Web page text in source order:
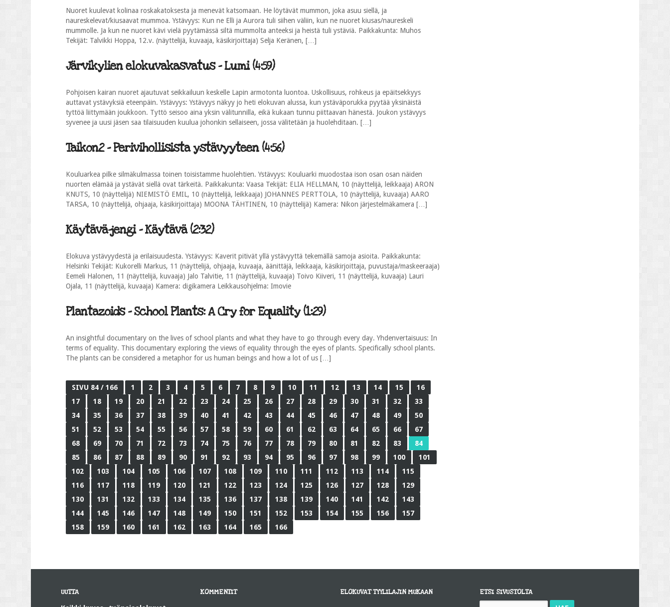
Nuoret kuulevat kolinaa roskakatoksesta ja menevät katsomaan. He löytävät mummon, joka asuu siellä, ja
naureskelevat/kiusaavat mummoa. Ystävyys: Kun ne Elli ja Aurora tuli siihen väliin, kun ne nuoret kiusas/naureskeli
mummolle. Ja kun ne nuoret kävi vielä pyytämässä siltä mummolta anteeksi ja heistä tuli ystäviä. Paikkakunta: Muhos
Tekijät: Talvikki Hoppa, 12.v. (näyttelijä, kuvaaja, käsikirjoittaja) Selja Keränen, […]
Järvikylien elokuvakasvatus - Lumi (4:59)
Pohjoisen kairan nuoret ajautuvat seikkailuun keskelle Lapin armotonta luontoa. Uskollisuus, rohkeus ja epäitsekkyys
auttavat ystävyksiä eteenpäin. Ystävyys: Ystävyys näkyy jo heti elokuvan alussa, kun ystäväporukka pyytää yksinäistä
tyttöä liittymään joukkoon. Tyttö seisoo aina yksin välitunnilla, eikä kukaan tunnu piittaavan hänestä. Joukon ystävyys
syvenee ja uusi jäsen saa tilaisuuden kuulua johonkin sellaiseen, jossa välitetään ja huolehditaan. […]
Taikon2 - Perivihollisista ystävyyteen (4:56)
Kouluarkea pilke silmäkulmassa toinen toisistamme huolehtien. Ystävyys: Kouluarki muodostaa ison osan osan näiden
nuorten elämää ja ystävät siellä ovat tärkeitä. Paikkakunta: Vaasa Tekijät: ELIA HELLMAN, 10 (näyttelijä, leikkaaja) ARON
KNUTS, 10 (näyttelijä) NIEMISTÖ EMIL, 10 (näyttelijä, leikkaaja) JOHANNES PERTTOLA, 10 (näyttelijä, kuvaaja) AARO
TARSA, 10 (näyttelijä, ohjaaja, käsikirjoittaja) MOONA TÄHTINEN, 10 (näyttelijä) Kamera: Nikon järjestelmäkamera […]
Käytävä-jengi - Käytävä (2:32)
Elokuva ystävyydestä ja erilaisuudesta. Ystävyys: Kaverit pitivät yllä ystävyyttä tekemällä samoja asioita. Paikkakunta:
Helsinki Tekijät: Kukorelli Markus, 11 (näyttelijä, ohjaaja, kuvaaja, äänittäjä, leikkaaja, käsikirjoittaja, puvustaja/maskeeraaja)
Eemeli Halonen, 11 (näyttelijä, kuvaaja) Jalo Talvitie, 11 (näyttelijä, kuvaaja) Toivo Kiiveri, 11 (näyttelijä, kuvaaja) Lauri
Ojala, 11 (näyttelijä, kuvaaja) Kamera: digikamera Leikkausohjelma: Imovie
Plantazoids - School Plants: A Cry for Equality (1:29)
An insightful documentary on the lives of school plants and what they have to go through every day. Yhdenvertaisuus: In
terms of equality. This documentary exploring the views of equality through the eyes of plants. Specifically school plants.
The plants can be considered a metaphor for us human beings and how a lot of us […]
SIVU 84 / 166 1 2 3 4 5 6 7 8 9 10 11 12 13 14 15
16
17
18 19 20 21 22 23 24 25 26 27 28 29 30 31 32
33
34
35 36 37 38 39 40 41 42 43 44 45 46 47 48 49
50
51
52 53 54 55 56 57 58 59 60 61 62 63 64 65 66
67
68
69 70 71 72 73 74 75 76 77 78 79 80 81 82 83
84
85
86 87 88 89 90 91 92 93 94 95 96 97 98 99 100
101
102
103 104 105 106 107 108 109 110 111 112 113 114
115
116
117 118 119 120 121 122 123 124 125 126 127 128
129
130
131 132 133 134 135 136 137 138 139 140 141 142
143
144
145 146 147 148 149 150 151 152 153 154 155 156
157
158
159 160 161 162 163 164 165 166
UUTTA KOMMENTIT ELOKUVAT TYYLILAJIN MUKAAN ETSI SIVUSTOLTA